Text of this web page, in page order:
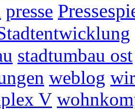
presse
stadtumbau ost
weblog
V